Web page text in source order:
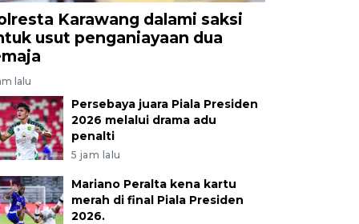
Karawang dalami saksi
usut penganiayaan dua
lalu
Persebaya juara Piala Presiden
2026 melalui drama adu
penalti
5 jam lalu
Mariano Peralta kena kartu
merah di final Piala Presiden
2026.